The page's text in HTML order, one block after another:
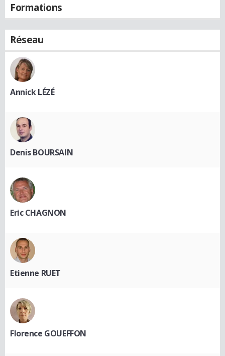
Formations
Réseau
Annick LÉZÉ
Denis BOURSAIN
Eric CHAGNON
Etienne RUET
Florence GOUEFFON